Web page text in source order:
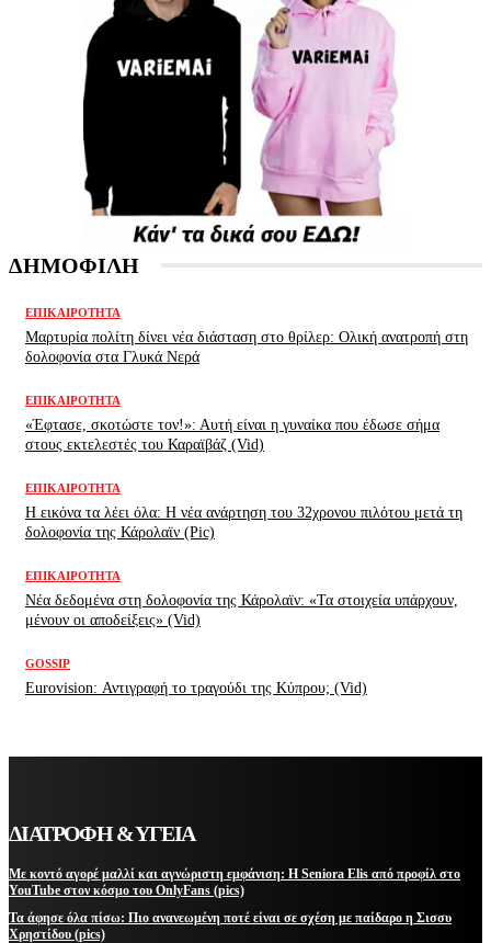
ΔΗΜΟΦΙΛΗ
ΕΠΙΚΑΙΡΌΤΗΤΑ
Μαρτυρία πολίτη δίνει νέα διάσταση στο θρίλερ: Ολική ανατροπή στη
δολοφονία στα Γλυκά Νερά
ΕΠΙΚΑΙΡΌΤΗΤΑ
«Έφτασε, σκοτώστε τον!»: Αυτή είναι η γυναίκα που έδωσε σήμα
στους εκτελεστές του Καραϊβάζ (Vid)
ΕΠΙΚΑΙΡΌΤΗΤΑ
H εικόνα τα λέει όλα: H νέα ανάρτηση του 32χρονου πιλότου μετά τη
δολοφονία της Κάρολαϊν (Pic)
ΕΠΙΚΑΙΡΌΤΗΤΑ
Νέα δεδομένα στη δολοφονία της Κάρολαϊν: «Τα στοιχεία υπάρχουν,
μένουν οι αποδείξεις» (Vid)
GOSSIP
Eurovision: Αντιγραφή το τραγούδι της Κύπρου; (Vid)
ΔΙΑΤΡΟΦΗ & ΥΓΕΙΑ
Με κοντό αγορέ μαλλί και αγνώριστη εμφάνιση: Η Seniora Elis από προφίλ στο
YouTube στον κόσμο του OnlyFans (pics)
Τα άφησε όλα πίσω: Πιο ανανεωμένη ποτέ είναι σε σχέση με παίδαρο η Σισσυ
Χρηστίδου (pics)